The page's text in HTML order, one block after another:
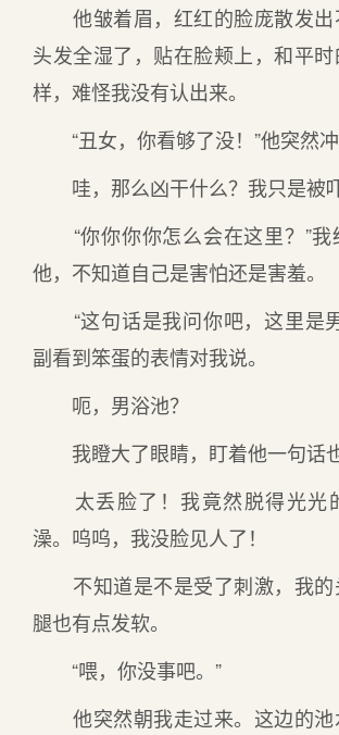
他皱着眉，红红的脸庞散发出
头发全湿了，贴在脸颊上，和平
样，难怪我没有认出来。
“丑女，你看够了没！”他突然冲
哇，那么凶干什么？我只是被吓
“你你你你怎么会在这里？”我
他，不知道自己是害怕还是害羞。
“这句话是我问你吧，这里是
副看到笨蛋的表情对我说。
呃，男浴池？
我瞪大了眼睛，盯着他一句话也
太丢脸了！我竟然脱得光光
澡。呜呜，我没脸见人了！
不知道是不是受了刺激，我的
腿也有点发软。
“喂，你没事吧。”
他突然朝我走过来。这边的池